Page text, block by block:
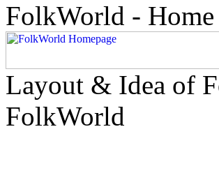
FolkWorld -
Layout & Idea of
FolkWorld